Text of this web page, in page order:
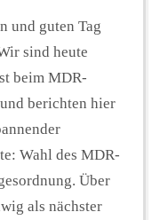
und guten Tag
sind heute
beim MDR-
berichten hier
Wahl des MDR-
Über
als nächster